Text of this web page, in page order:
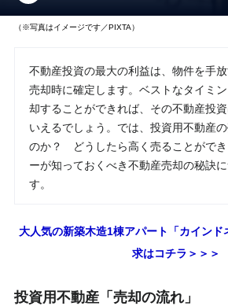
（※写真はイメージです／PIXTA）
不動産投資の最大の利益は、物件を手
売却時に確定します。ベストなタイミ
却することができれば、その不動産投
いえるでしょう。では、投資用不動産
のか？ どうしたら高く売ることがで
ーが知っておくべき不動産売却の秘訣
す。
大人気の新築木造1棟アパート「カインド
求はコチラ＞＞＞
投資用不動産「売却の流れ」